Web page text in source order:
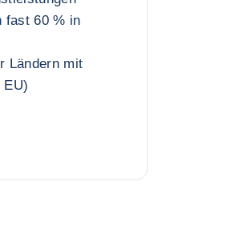
fast 60 % in
Ländern mit
EU)